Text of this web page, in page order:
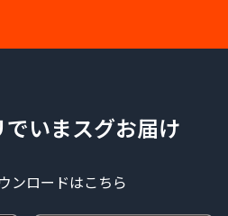
いまスグお届け
ンロードはこちら